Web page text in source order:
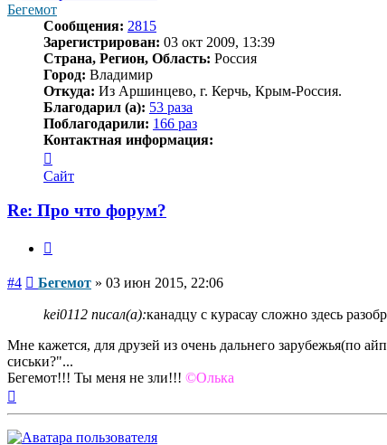
Бегемот
Сообщения: 2815
Зарегистрирован: 03 окт 2009, 13:39
Страна, Регион, Область: Россия
Город: Владимир
Откуда: Из Аршинцево, г. Керчь, Крым-Россия.
Благодарил (а): 53 раза
Поблагодарили: 166 раз
Контактная информация:
информация
пользователя
Сайт
Re: Про что форум?
#4 Сообщение
Бегемот » 03 июн 2015, 22:06
kei0112 писал(а):канадцу с курасау сложно здесь
Мне кажется, для друзей из очень дальнего зарубежья(по
сиськи?"...
Бегемот!!! Ты меня не зли!!! ©Олька